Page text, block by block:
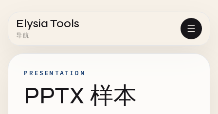
Elysia Tools
导航
PRESENTATION
PPTX 样本